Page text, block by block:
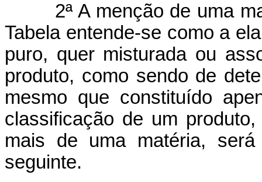
2ª A menção de uma
Tabela entende-se como a
puro, quer misturada ou
produto, como sendo de
mesmo que constituído
classificação de um
mais de uma matéria,
seguinte.